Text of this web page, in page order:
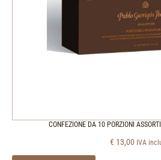
CONFEZIONE DA 10 PORZIONI
€ 13,00 IVA